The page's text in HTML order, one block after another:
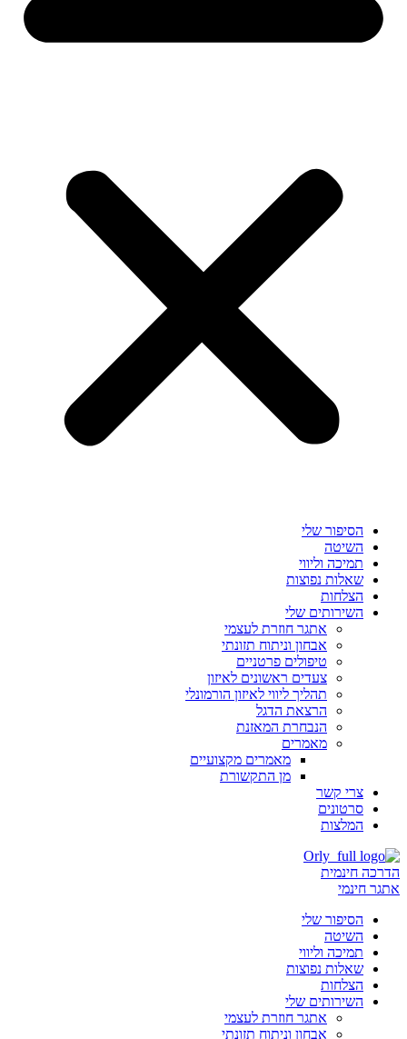
הסיפור שלי
השיטה
תמיכה וליווי
שאלות נפוצות
הצלחות
השירותים שלי
אתגר חוזרת לעצמי
אבחון וניתוח תזונתי
טיפולים פרטניים
צעדים ראשונים לאיזון
תהליך ליווי לאיזון הורמונלי
הרצאת הדגל
הנבחרת המאזנת
מאמרים
מאמרים מקצועיים
מן התקשורת
צרי קשר
סרטונים
המלצות
הדרכה חינמית
אתגר חינמי
הסיפור שלי
השיטה
תמיכה וליווי
שאלות נפוצות
הצלחות
השירותים שלי
אתגר חוזרת לעצמי
אבחון וניתוח תזונתי